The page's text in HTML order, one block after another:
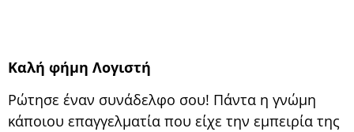
Καλή φήμη Λογιστή
Ρώτησε έναν συνάδελφο σου! Πάντα η γνώμη
κάποιου επαγγελματία που είχε την εμπειρία της